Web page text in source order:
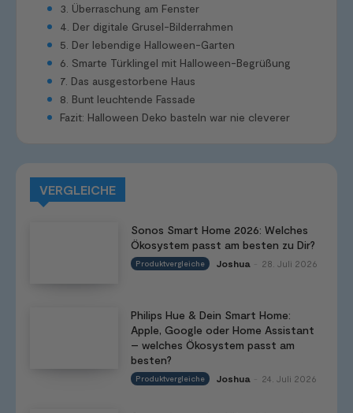
3. Überraschung am Fenster
4. Der digitale Grusel-Bilderrahmen
5. Der lebendige Halloween-Garten
6. Smarte Türklingel mit Halloween-Begrüßung
7. Das ausgestorbene Haus
8. Bunt leuchtende Fassade
Fazit: Halloween Deko basteln war nie cleverer
VERGLEICHE
Sonos Smart Home 2026: Welches
Ökosystem passt am besten zu Dir?
Produktvergleiche Joshua 28. Juli 2026
Philips Hue & Dein Smart Home:
Apple, Google oder Home Assistant
– welches Ökosystem passt am
besten?
Produktvergleiche Joshua 24. Juli 2026